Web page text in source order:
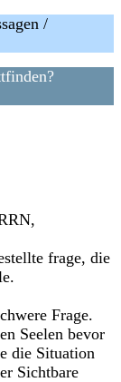
/
frage, die
Frage.
Seelen bevor
die Situation
Sichtbare